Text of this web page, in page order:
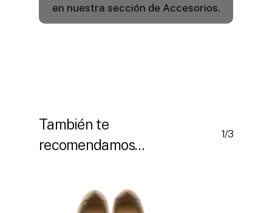
en nuestra sección de Accesorios.
También te
recomendamos…
1/3